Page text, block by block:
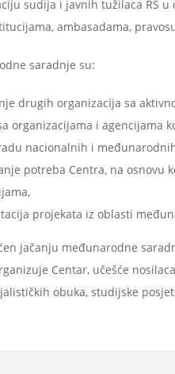
sudija i javnih tužilaca RS
ambasadama,
saradnje su:
drugih organizacija sa
organizacijama i agencijama
nacionalnih i
potreba Centra, na osnovu
projekata iz oblasti
jačanju međunarodne
Centar, učešće
obuka, studijske